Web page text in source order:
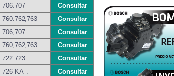
706.707
Consultar
760.762,763
Consultar
706,707
Consultar
760,762,763
Consultar
722.723
Consultar
726 KAT.
Consultar